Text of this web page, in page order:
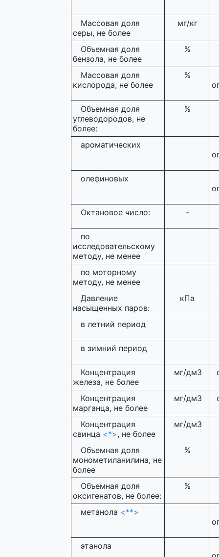
Массовая доля
серы, не более
мг/кг
Объемная доля
бензола, не более
%
Массовая доля
кислорода, не более
%
Объемная доля
углеводородов, не
более:
%
ароматических
олефиновых
Октановое число: -
по
исследовательскому
методу, не менее
по моторному
методу, не менее
Давление
насыщенных паров:
кПа
в летний период
в зимний период
Концентрация
железа, не более
мг/дм3
Концентрация
марганца, не более
мг/дм3
Концентрация
свинца <*>, не более
мг/дм3
Объемная доля
монометиланилина, не
более
%
Объемная доля
оксигенатов, не более:
%
метанола <**>
этанола